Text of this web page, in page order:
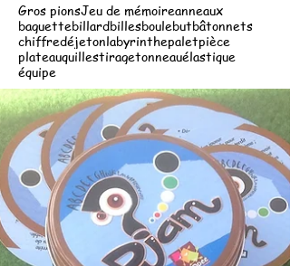
Gros pionsJeu de mémoireanneaux
baguettebillardbillesboulebutbâtonnets
chiffredéjetonlabyrinthepaletpièce
plateauquillestiragetonneauélastique
équipe